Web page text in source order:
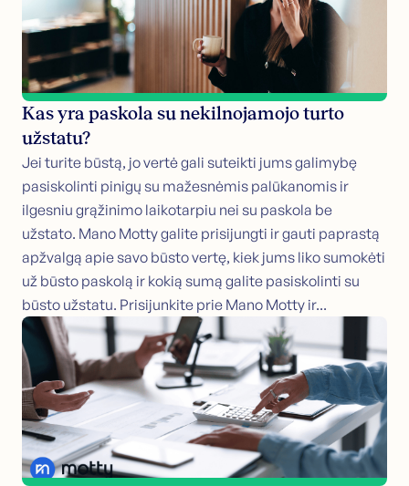
Kas yra paskola su nekilnojamojo turto
užstatu?
Jei turite būstą, jo vertė gali suteikti jums galimybę
pasiskolinti pinigų su mažesnėmis palūkanomis ir
ilgesniu grąžinimo laikotarpiu nei su paskola be
užstato. Mano Motty galite prisijungti ir gauti paprastą
apžvalgą apie savo būsto vertę, kiek jums liko sumokėti
už būsto paskolą ir kokią sumą galite pasiskolinti su
būsto užstatu. Prisijunkite prie Mano Motty ir...